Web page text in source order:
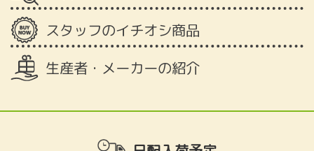
スタッフのイチオシ商品
生産者・メーカーの紹介